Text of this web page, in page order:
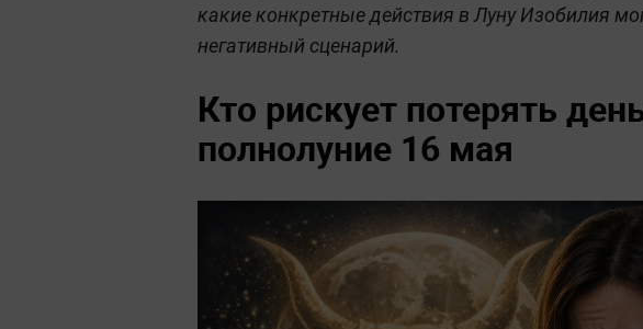
какие конкретные действия в Луну Изобилия
негативный сценарий.
Кто рискует потерять
полнолуние 16 мая